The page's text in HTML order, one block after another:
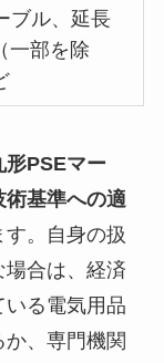
ブル、延長
一部を除
形PSEマー
基準への適
す。自身の扱
場合は、経済
る電気用品
、専門機関